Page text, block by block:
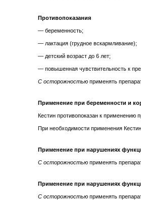
Противопоказания
— беременность;
— лактация (грудное вскармливание);
— детский возраст до 6 лет;
— повышенная чувствительность к
С осторожностью применять
Применение при беременности и
Кестин противопоказан к применению
При необходимости применения
Применение при нарушениях
С осторожностью применять
Применение при нарушениях
С осторожностью применять